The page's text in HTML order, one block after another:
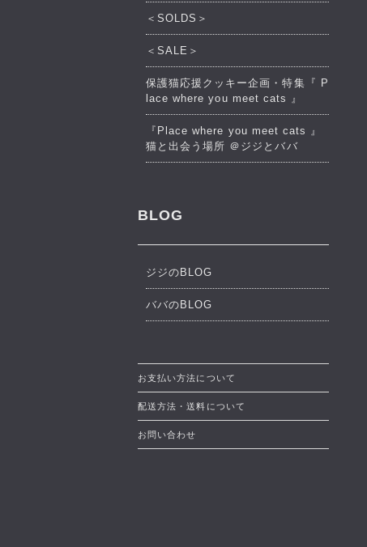
＜SOLDS＞
＜SALE＞
保護猫応援クッキー企画・特集『 P
lace where you meet cats 』
『Place where you meet cats 』
猫と出会う場所 ＠ジジとババ
BLOG
ジジのBLOG
ババのBLOG
お支払い方法について
配送方法・送料について
お問い合わせ